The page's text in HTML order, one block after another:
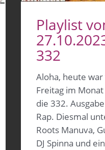
Playlist
332
Aloha, heute
Freitag im
die 332.
Rap. Diesmal
Roots Manuva,
DJ Spinna und